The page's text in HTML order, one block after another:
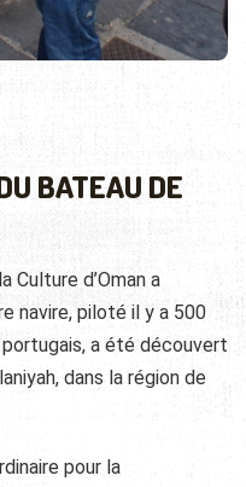
BATEAU DE
Culture d’Oman a
navire, piloté il y a 500
a été découvert
dans la région de
pour la